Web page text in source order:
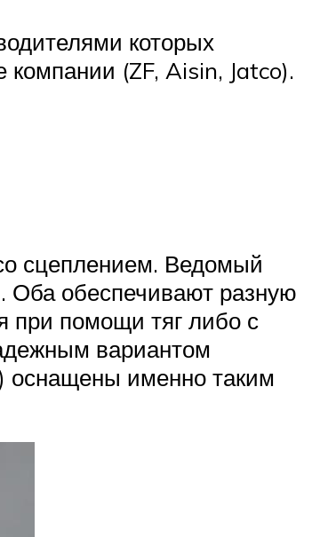
которых
(ZF, Aisin, Jatco).
сцеплением. Ведомый
Оба обеспечивают разную
при помощи тяг либо с
вариантом
оснащены именно таким